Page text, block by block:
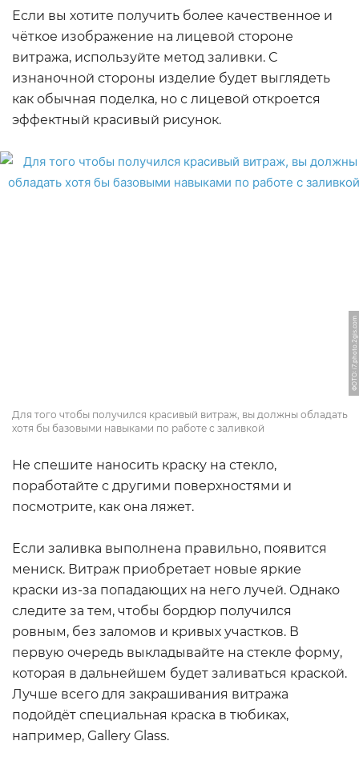
Если вы хотите получить более качественное и
чёткое изображение на лицевой стороне
витража, используйте метод заливки. С
изнаночной стороны изделие будет выглядеть
как обычная поделка, но с лицевой откроется
эффектный красивый рисунок.
ФОТО: i7.photo.2gis.com
Для того чтобы получился красивый витраж, вы должны обладать
хотя бы базовыми навыками по работе с заливкой
Не спешите наносить краску на стекло,
поработайте с другими поверхностями и
посмотрите, как она ляжет.
Если заливка выполнена правильно, появится
мениск. Витраж приобретает новые яркие
краски из-за попадающих на него лучей. Однако
следите за тем, чтобы бордюр получился
ровным, без заломов и кривых участков. В
первую очередь выкладывайте на стекле форму,
которая в дальнейшем будет заливаться краской.
Лучше всего для закрашивания витража
подойдёт специальная краска в тюбиках,
например, Gallery Glass.